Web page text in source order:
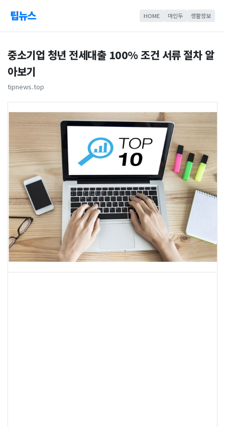
팁뉴스 HOME 마인두 생활정보
중소기업 청년 전세대출 100% 조건 서류 절차 알
아보기
tipnews.top